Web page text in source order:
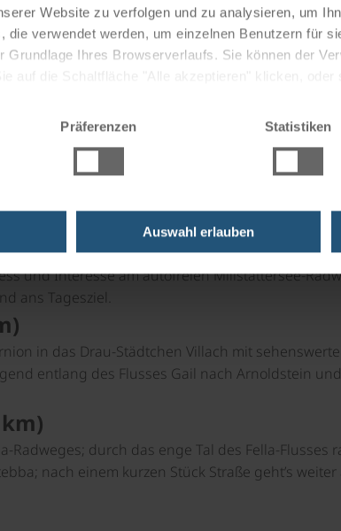
Website zu verfolgen und zu analysieren, um
die verwendet werden, um einzelnen Benutzern für
Grundlage Ihres Browserverlaufs. Sie können der
Präferenzen Statistiken
Auswahl erlauben
der Leihräder (falls gebucht) im
Parken beim Hotel oder dem nahen
nach Obervellach und ins Drautal; vorbei an
und Interesse am autofreien Millstättersee-
ans Tagesziel.
in das Drau-Städtchen Villach mit
entlang des Flusses Gail nach Arnoldstein
Radweges; durch das enge Tal des Fella-Flusses
nach einem kurzen Stück Straße geht’s weiter